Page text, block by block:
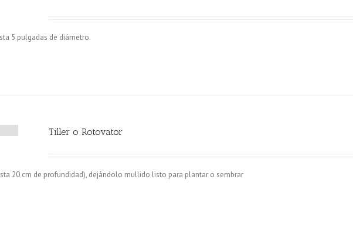
5 pulgadas de diámetro.
Tiller o Rotovator
20 cm de profundidad), dejándolo mullido listo para plantar o sembrar